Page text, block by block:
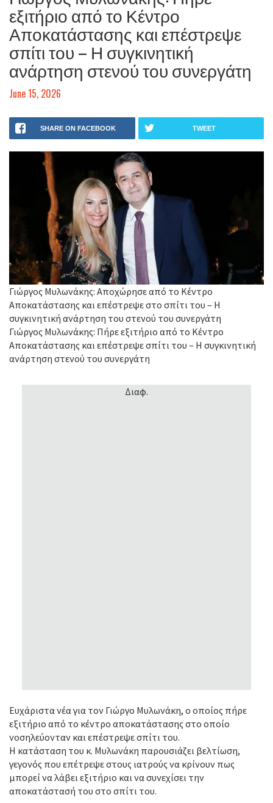
εξιτήριο από το Κέντρο
Αποκατάστασης και επέστρεψε
σπίτι του – Η συγκινητική
ανάρτηση στενού του συνεργάτη
June 15, 2026
SHARE ON FACEBOOK TWEET
Γιώργος Μυλωνάκης: Αποχώρησε από το Κέντρο
Αποκατάστασης και επέστρεψε στο σπίτι του – Η
συγκινητική ανάρτηση του στενού του συνεργάτη
Γιώργος Μυλωνάκης: Πήρε εξιτήριο από το Κέντρο
Αποκατάστασης και επέστρεψε σπίτι του – Η συγκινητική
ανάρτηση στενού του συνεργάτη
Διαφ.
Ευχάριστα νέα για τον Γιώργο Μυλωνάκη, ο οποίος πήρε
εξιτήριο από το κέντρο αποκατάστασης στο οποίο
νοσηλεύονταν και επέστρεψε σπίτι του.
Η κατάσταση του κ. Μυλωνάκη παρουσιάζει βελτίωση,
γεγονός που επέτρεψε στους ιατρούς να κρίνουν πως
μπορεί να λάβει εξιτήριο και να συνεχίσει την
αποκατάστασή του στο σπίτι του.